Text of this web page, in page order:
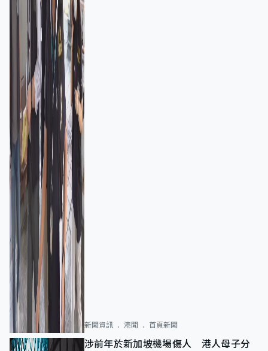
新聞資訊 港聞 首頁新聞
涉前年於新加坡機場傷人 港人母子分